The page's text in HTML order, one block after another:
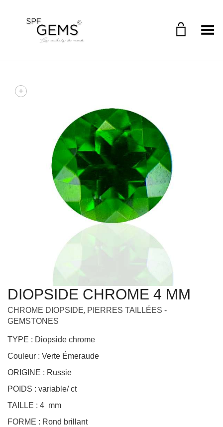
Toggle Menu
+
DIOPSIDE CHROME 4 MM
CHROME DIOPSIDE, PIERRES TAILLÉES -
GEMSTONES
TYPE : Diopside chrome
Couleur : Verte Émeraude
ORIGINE : Russie
POIDS : variable/ ct
TAILLE : 4 mm
FORME : Rond brillant